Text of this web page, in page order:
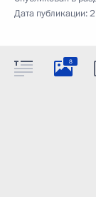
Дата публикации:
8